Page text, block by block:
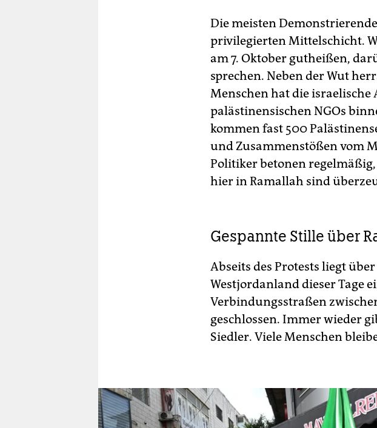
Die meisten
privilegierten Mittelschicht.
am 7. Oktober gutheißen,
sprechen. Neben der Wut
Menschen hat die
palästinensischen NGOs
kommen fast 500
und Zusammenstößen vom
Politiker betonen
hier in Ramallah sind
Gespannte Stille über
Abseits des Protests liegt
Westjordanland dieser Tage
Verbindungsstraßen
geschlossen. Immer wieder
Siedler. Viele Menschen